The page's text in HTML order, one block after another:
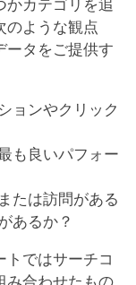
かカテゴリを追
のような観点
ータをご提供す
ョンやクリック
も良いパフォー
たは訪問がある
あるか？
トではサーチコ
み合わせたもの